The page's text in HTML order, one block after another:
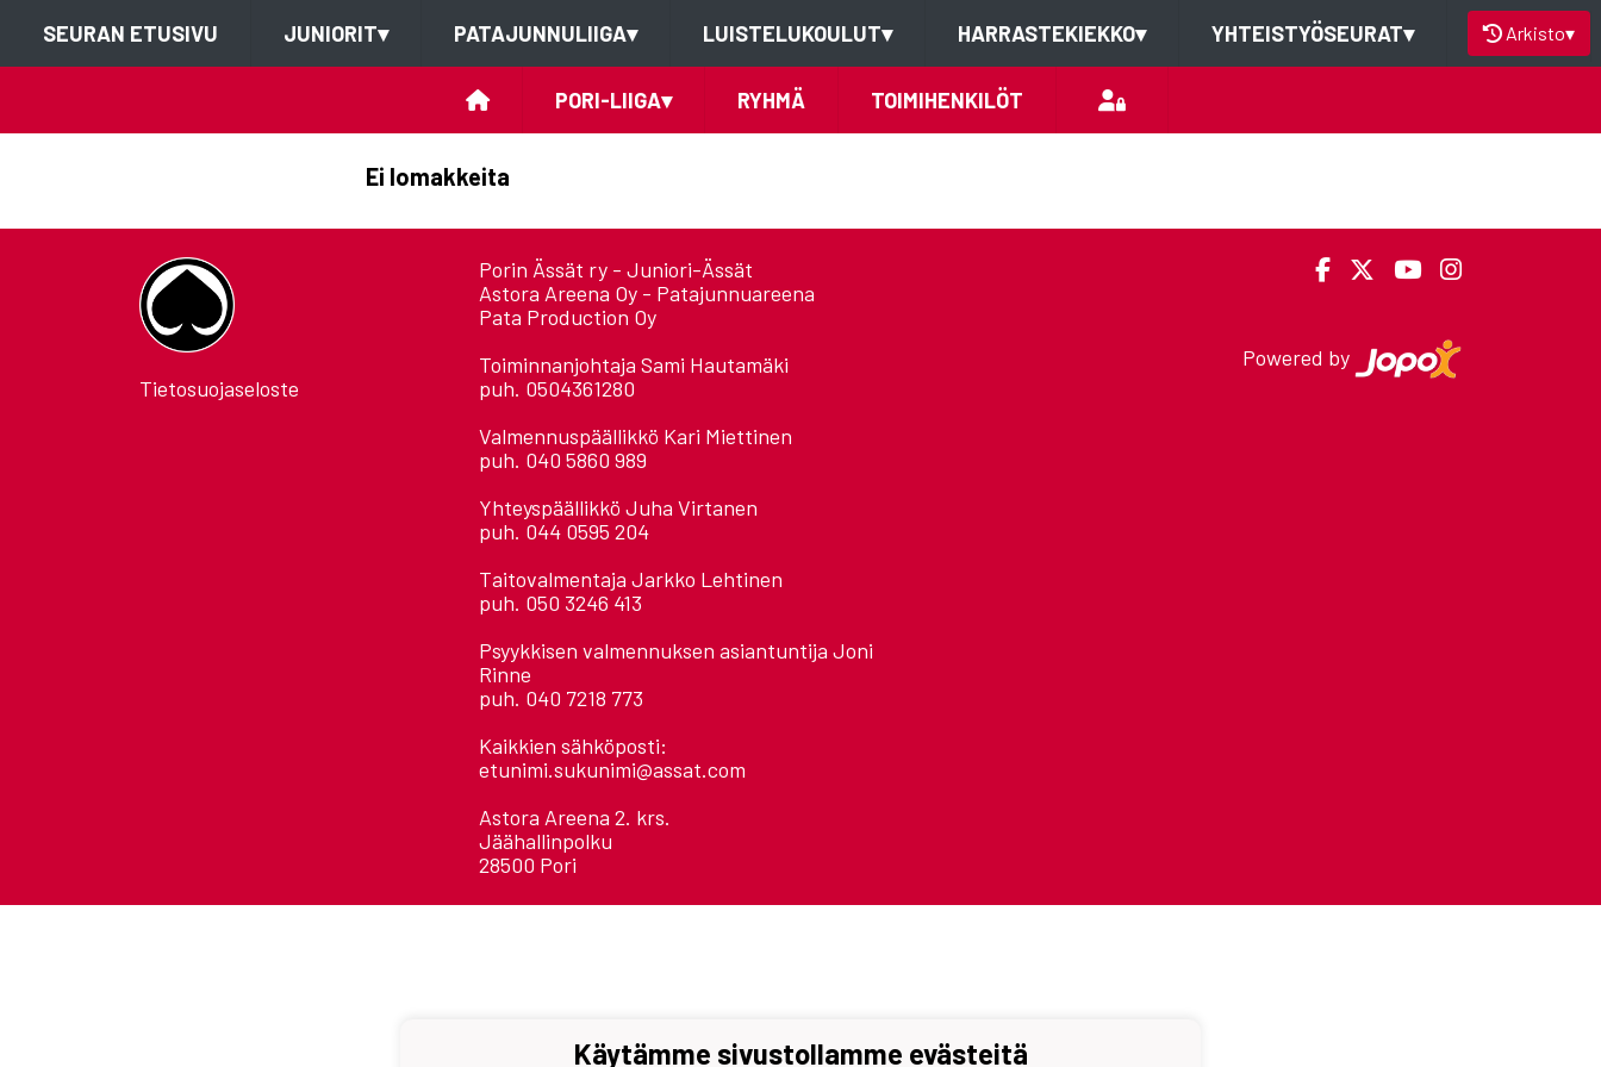
SEURAN ETUSIVU JUNIORIT▾ PATAJUNNULIIGA▾ LUISTELUKOULUT▾ HARRASTEKIEKKO▾ YHTEISTYÖSEURAT▾ Arkisto▾
PORI-LIIGA▾ RYHMÄ TOIMIHENKILÖT
Ei lomakkeita
Tietosuojaseloste
Porin Ässät ry - Juniori-Ässät
Astora Areena Oy - Patajunnuareena
Pata Production Oy
Toiminnanjohtaja Sami Hautamäki
puh. 0504361280
Valmennuspäällikkö Kari Miettinen
puh. 040 5860 989
Yhteyspäällikkö Juha Virtanen
puh. 044 0595 204
Taitovalmentaja Jarkko Lehtinen
puh. 050 3246 413
Psyykkisen valmennuksen asiantuntija Joni
Rinne
puh. 040 7218 773
Kaikkien sähköposti:
etunimi.sukunimi@assat.com
Astora Areena 2. krs.
Jäähallinpolku
28500 Pori
Powered by
Käytämme sivustollamme evästeitä